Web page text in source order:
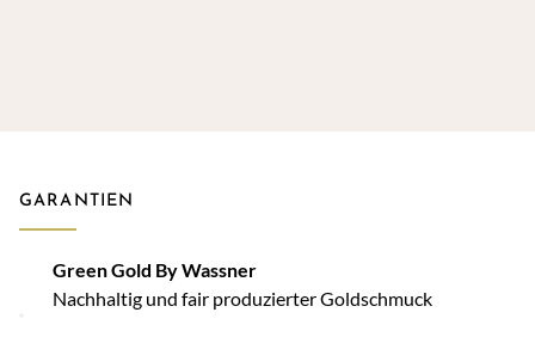
GARANTIEN
Green Gold By Wassner
Nachhaltig und fair produzierter Goldschmuck